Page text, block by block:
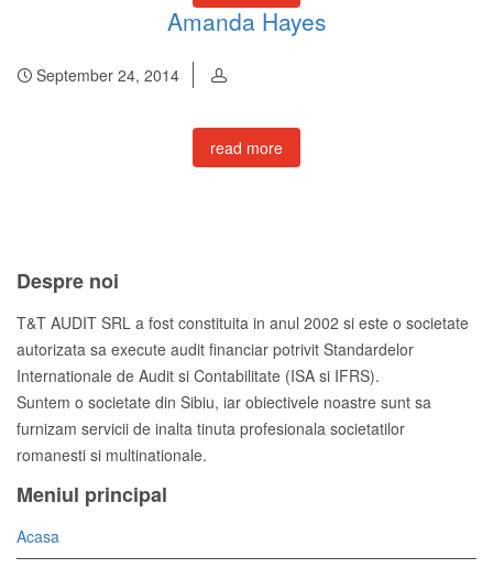
Amanda Hayes
September 24, 2014
read more
Despre noi
T&T AUDIT SRL a fost constituita in anul 2002 si este o societate
autorizata sa execute audit financiar potrivit Standardelor
Internationale de Audit si Contabilitate (ISA si IFRS).
Suntem o societate din Sibiu, iar obiectivele noastre sunt sa
furnizam servicii de inalta tinuta profesionala societatilor
romanesti si multinationale.
Meniul principal
Acasa